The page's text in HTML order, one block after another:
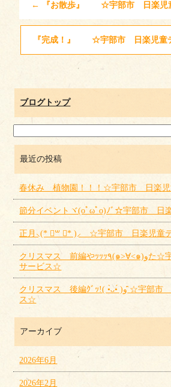
← 『お散歩』 ☆宇部市 日楽児
『完成！』 ☆宇部市 日楽児童
ブログトップ
最近の投稿
春休み 植物園！！！☆宇部市 日楽児
節分イベントヾ(oﾟωﾟo)ﾉﾞ☆宇部市 日
正月⸜(* ॑꒳ ॑* )⸝ ☆宇部市 日楽児童
クリスマス 前編やｯｯｯ٩(๑>∀<๑)وた☆宇部市 日楽児童デイ
サービス☆
クリスマス 後編ｸﾞｯ!( •̀ᴗ•́ )و ̑̑☆宇部市 日楽児童デイサービ
ス☆
アーカイブ
2026年6月
2026年2月